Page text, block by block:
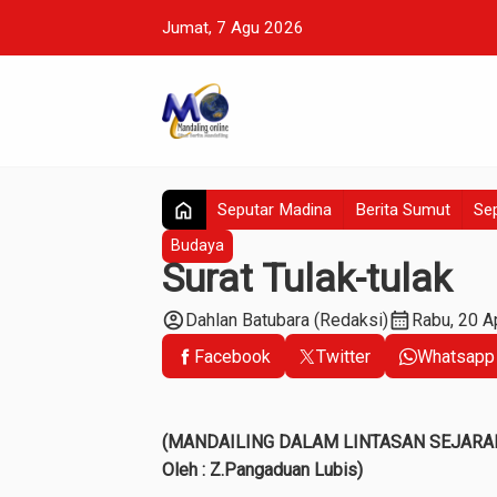
Jumat, 7 Agu 2026
home Seputar Madina Berita Sumut
Budaya
Surat Tulak-tulak
account_circleDahlan Batubara (Redaksi)calendar_monthRabu, 20
Facebook
Twitter Whatsapp
(MANDAILING DALAM LINTASAN
Oleh : Z.Pangaduan Lubis)